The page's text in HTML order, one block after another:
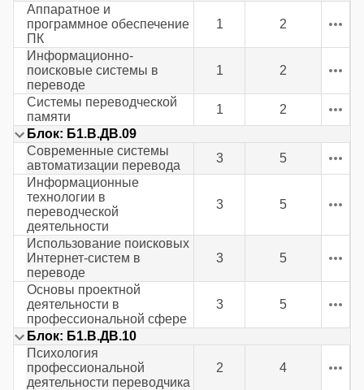
Аппаратное и
программное обеспечение
ПК
1 2
Информационно-
поисковые системы в
переводе
1 2
Системы переводческой
памяти
1
2
Блок: Б1.В.ДВ.09
Современные системы
автоматизации перевода
3
5
Информационные
технологии в
переводческой
деятельности
3 5
Использование поисковых
Интернет-систем в
переводе
3 5
Основы проектной
деятельности в
профессиональной сфере
3 5
Блок: Б1.В.ДВ.10
Психология
профессиональной
деятельности переводчика
2 4